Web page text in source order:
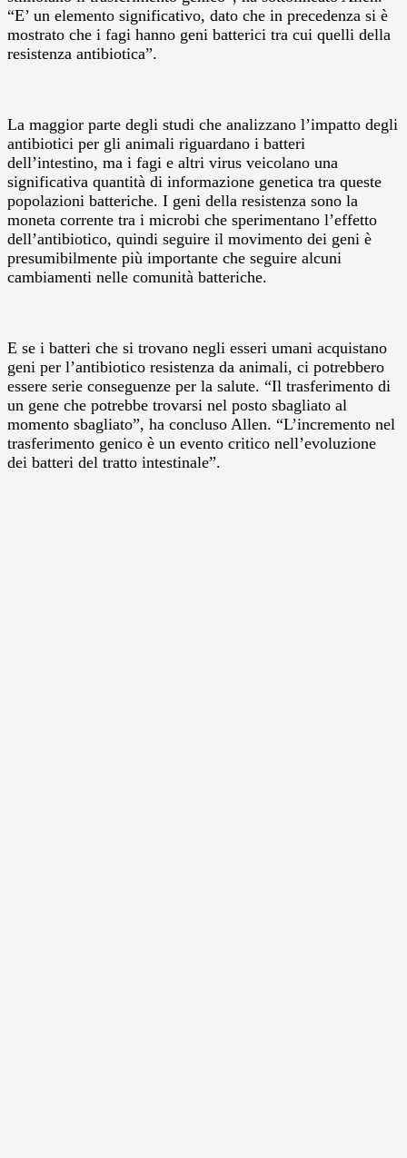
“E’ un elemento significativo, dato che in precedenza si è
mostrato che i fagi hanno geni batterici tra cui quelli della
resistenza antibiotica”.
La maggior parte degli studi che analizzano l’impatto degli
antibiotici per gli animali riguardano i batteri
dell’intestino, ma i fagi e altri virus veicolano una
significativa quantità di informazione genetica tra queste
popolazioni batteriche. I geni della resistenza sono la
moneta corrente tra i microbi che sperimentano l’effetto
dell’antibiotico, quindi seguire il movimento dei geni è
presumibilmente più importante che seguire alcuni
cambiamenti nelle comunità batteriche.
E se i batteri che si trovano negli esseri umani acquistano
geni per l’antibiotico resistenza da animali, ci potrebbero
essere serie conseguenze per la salute. “Il trasferimento di
un gene che potrebbe trovarsi nel posto sbagliato al
momento sbagliato”, ha concluso Allen. “L’incremento nel
trasferimento genico è un evento critico nell’evoluzione
dei batteri del tratto intestinale”.